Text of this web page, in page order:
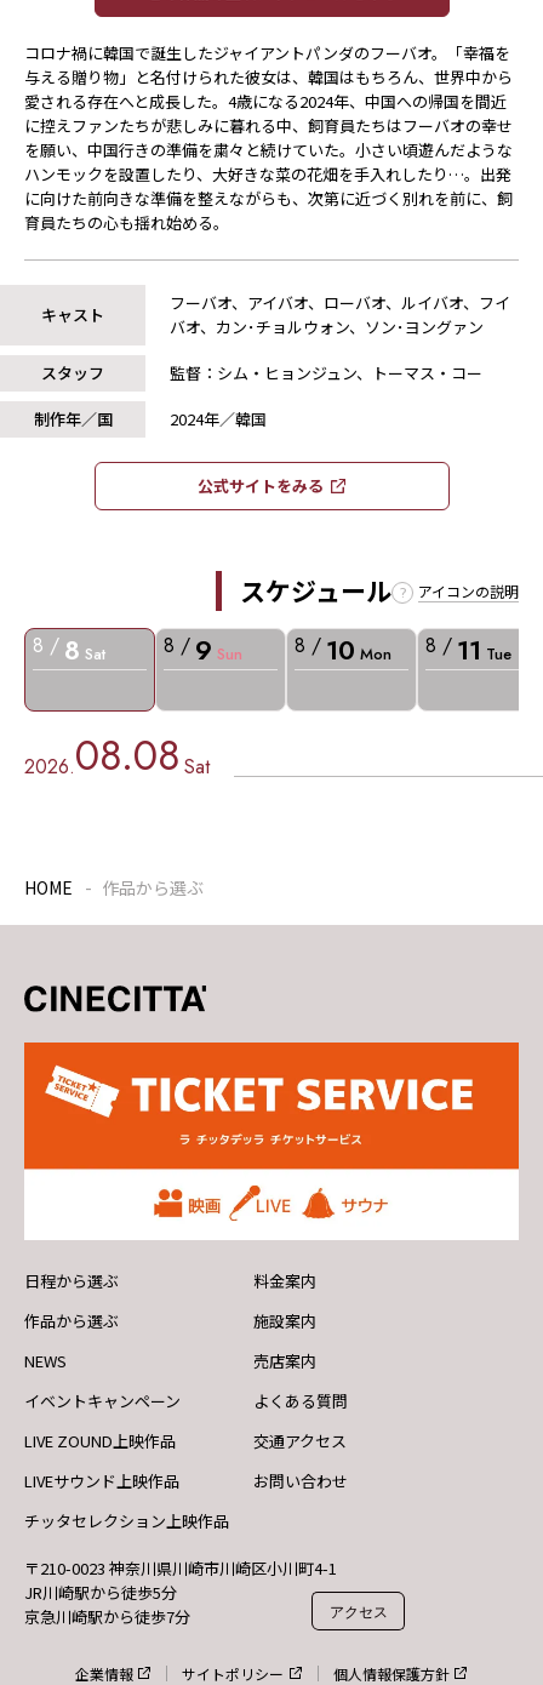
コロナ禍に韓国で誕生したジャイアントパンダのフーバオ。「幸福を
与える贈り物」と名付けられた彼女は、韓国はもちろん、世界中から
愛される存在へと成長した。4歳になる2024年、中国への帰国を間近
に控えファンたちが悲しみに暮れる中、飼育員たちはフーバオの幸せ
を願い、中国行きの準備を粛々と続けていた。小さい頃遊んだような
ハンモックを設置したり、大好きな菜の花畑を手入れしたり…。出発
に向けた前向きな準備を整えながらも、次第に近づく別れを前に、飼
育員たちの心も揺れ始める。
キャスト
フーバオ、アイバオ、ローバオ、ルイバオ、フイ
バオ、カン･チョルウォン、ソン･ヨングァン
スタッフ
監督：シム・ヒョンジュン、トーマス・コー
制作年／国
2024年／韓国
公式サイトをみる​​
スケジュール アイコンの説明
8 / 8 Sat 8 / 9 Sun 8 / 10 Mon 8 / 11 Tue
2026.08.08 Sat
HOME 作品から選ぶ
〒210-0023 神奈川県川崎市川崎区小川町4-1
JR川崎駅から徒歩5分
京急川崎駅から徒歩7分
アクセス
日程から選ぶ
作品から選ぶ
NEWS
イベントキャンペーン
LIVE ZOUND上映作品
LIVEサウンド上映作品
チッタセレクション上映作品
料金案内
施設案内
売店案内
よくある質問
交通アクセス
お問い合わせ
企業情報 サイトポリシー 個人情報保護方針